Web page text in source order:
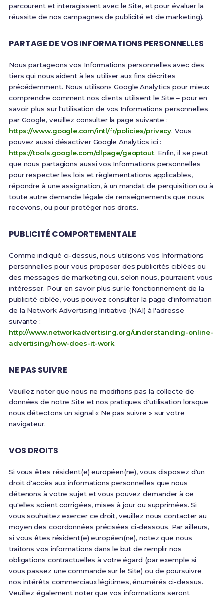
parcourent et interagissent avec le Site, et pour évaluer la
réussite de nos campagnes de publicité et de marketing).
PARTAGE DE VOS INFORMATIONS PERSONNELLES
Nous partageons vos Informations personnelles avec des
tiers qui nous aident à les utiliser aux fins décrites
précédemment. Nous utilisons Google Analytics pour mieux
comprendre comment nos clients utilisent le Site – pour en
savoir plus sur l'utilisation de vos Informations personnelles
par Google, veuillez consulter la page suivante :
https://www.google.com/intl/fr/policies/privacy. Vous
pouvez aussi désactiver Google Analytics ici :
https://tools.google.com/dlpage/gaoptout. Enfin, il se peut
que nous partagions aussi vos Informations personnelles
pour respecter les lois et règlementations applicables,
répondre à une assignation, à un mandat de perquisition ou à
toute autre demande légale de renseignements que nous
recevons, ou pour protéger nos droits.
PUBLICITÉ COMPORTEMENTALE
Comme indiqué ci-dessus, nous utilisons vos Informations
personnelles pour vous proposer des publicités ciblées ou
des messages de marketing qui, selon nous, pourraient vous
intéresser. Pour en savoir plus sur le fonctionnement de la
publicité ciblée, vous pouvez consulter la page d'information
de la Network Advertising Initiative (NAI) à l'adresse
suivante :
http://www.networkadvertising.org/understanding-online-
advertising/how-does-it-work.
NE PAS SUIVRE
Veuillez noter que nous ne modifions pas la collecte de
données de notre Site et nos pratiques d'utilisation lorsque
nous détectons un signal « Ne pas suivre » sur votre
navigateur.
VOS DROITS
Si vous êtes résident(e) européen(ne), vous disposez d'un
droit d'accès aux informations personnelles que nous
détenons à votre sujet et vous pouvez demander à ce
qu'elles soient corrigées, mises à jour ou supprimées. Si
vous souhaitez exercer ce droit, veuillez nous contacter au
moyen des coordonnées précisées ci-dessous. Par ailleurs,
si vous êtes résident(e) européen(ne), notez que nous
traitons vos informations dans le but de remplir nos
obligations contractuelles à votre égard (par exemple si
vous passez une commande sur le Site) ou de poursuivre
nos intérêts commerciaux légitimes, énumérés ci-dessus.
Veuillez également noter que vos informations seront